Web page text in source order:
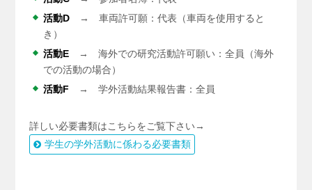
活動D → 車両許可願：代表（車両を使用すると
き）
活動E → 海外での研究活動許可願い：全員（海外
での活動の場合）
活動F → 学外活動結果報告書：全員
詳しい必要書類はこちらをご覧下さい→
学生の学外活動に係わる必要書類